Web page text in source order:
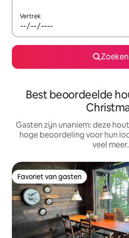
Vertrek
Zoeken
Best beoordeelde
Gasten zijn unaniem: deze
hoge beoordeling voor hun
veel meer.
Favoriet van gasten
Favoriet van gasten